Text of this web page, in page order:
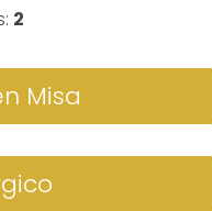
2
Misa